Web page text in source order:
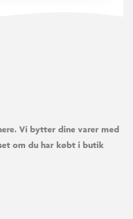
Vi bytter dine varer med
om du har købt i butik